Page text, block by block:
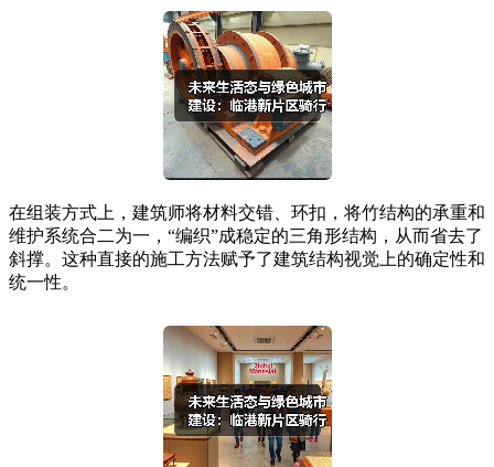
在组装方式上，建筑师将材料交错、环扣，将竹结构的承重和
维护系统合二为一，“编织”成稳定的三角形结构，从而省去了
斜撑。这种直接的施工方法赋予了建筑结构视觉上的确定性和
统一性。